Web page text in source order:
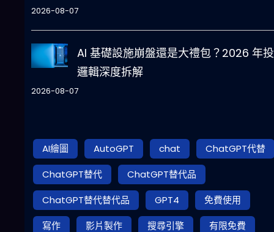
2026-08-07
AI 基礎設施崩盤還是大禮包？2026 年
邏輯深度拆解
2026-08-07
AI繪圖 AutoGPT chat
ChatGPT代替
ChatGPT替代
ChatGPT替代品
ChatGPT替代替代品
GPT4
免費使用
寫作
影片製作 搜尋引擎 有限免費